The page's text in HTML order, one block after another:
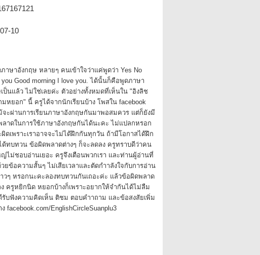
10
าษาอังกฤษ หลายๆ คนเข้าใจว่าแค่พูดว่า Yes No
you Good morning I love you. ได้นั้นก็คือพูดภาษา
ป็นแล้ว ไม่ใช่เลยค่ะ ตัวอย่างทั้งหมดที่เห็นใน "อิงลิช
หยอก" นี้ ครูได้จากนักเรียนบ้าง โพสใน facebook
จะผ่านการเรียนภาษาอังกฤษกันมาพอสมควร แต่ก็ยังมี
าดในการใช้ภาษาอังกฤษกันได้นะคะ ไม่แปลกหรอก
ดเพราะเราอาจจะไม่ได้ฝึกกันทุกวัน ถ้ามีโอกาสได้ฝึก
ด้ทบทวน ข้อผิดพลาดต่างๆ ก็จะลดลง ครูทราบดีว่าคน
ไม่ชอบอ่านเยอะ ครูจึงเตือนพวกเรา และท่านผู้อ่านที่
ยข้อความสั้นๆ ไม่เสียเวลาและตัดกำาลังใจกับการอ่าน
วๆ หรอกนะคะลองทบทวนกันเถอะค่ะ แล้วข้อผิดพลาด
ครูหยิกนิด หยอกบ้างก็เพราะอยากให้จำกันได้ไม่ลืม
รับฟังความคิดเห็น ติชม ตอบคำาถาม และข้อสงสัยเพิ่ม
ง facebook.com/EnglishCircleSuanplu3